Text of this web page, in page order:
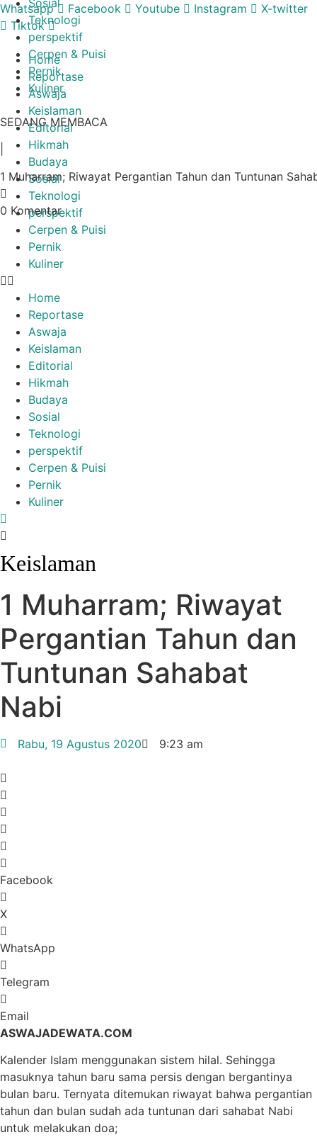
Lewati
ke
konten
Whatsapp Facebook Youtube Instagram
X-twitter
Tiktok
Home
Reportase
Aswaja
Keislaman
Editorial
Hikmah
Budaya
Sosial
Teknologi
perspektif
Cerpen & Puisi
Pernik
Kuliner
Home
Reportase
Aswaja
Keislaman
Editorial
Hikmah
Budaya
Sosial
Teknologi
perspektif
Cerpen & Puisi
Pernik
Kuliner
Sosial
Teknologi
perspektif
Cerpen & Puisi
Pernik
Kuliner
SEDANG MEMBACA
1 Muharram; Riwayat Pergantian Tahun dan Tuntunan
0 Komentar
Keislaman
1 Muharram; Riwayat
Pergantian Tahun dan
Tuntunan Sahabat
Nabi
Rabu, 19 Agustus 2020 9:23 am
Facebook
X
WhatsApp
Telegram
Email
ASWAJADEWATA.COM
Kalender Islam menggunakan sistem hilal. Sehingga
masuknya tahun baru sama persis dengan bergantinya
bulan baru. Ternyata ditemukan riwayat bahwa pergantian
tahun dan bulan sudah ada tuntunan dari sahabat Nabi
untuk melakukan doa;